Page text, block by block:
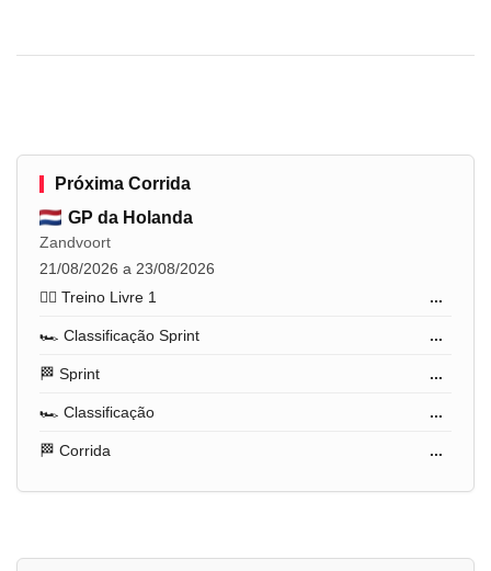
Próxima Corrida
GP da Holanda
Zandvoort
21/08/2026 a 23/08/2026
🏋️‍♂️ Treino Livre 1
...
🏎️ Classificação Sprint ...
🏁 Sprint ...
🏎️ Classificação ...
🏁 Corrida ...